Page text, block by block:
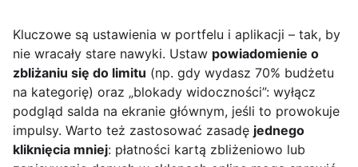
Kluczowe są ustawienia w portfelu i aplikacji – tak, by
nie wracały stare nawyki. Ustaw powiadomienie o
zbliżaniu się do limitu (np. gdy wydasz 70% budżetu
na kategorię) oraz „blokady widoczności”: wyłącz
podgląd salda na ekranie głównym, jeśli to prowokuje
impulsy. Warto też zastosować zasadę jednego
kliknięcia mniej: płatności kartą zbliżeniowo lub